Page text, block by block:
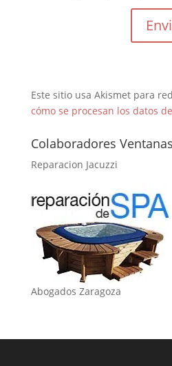
Este sitio usa Akismet para
cómo se procesan los datos
Colaboradores
Reparacion Jacuzzi
Abogados Zaragoza